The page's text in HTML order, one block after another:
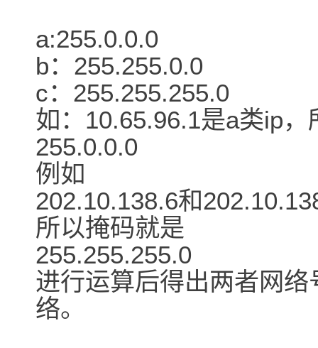
a:255.0.0.0
b：255.255.0.0
c：255.255.255.0
如：10.65.96.1是a类ip
255.0.0.0
例如
202.10.138.6和
所以掩码就是
255.255.255.0
进行运算后得出两者网
络。